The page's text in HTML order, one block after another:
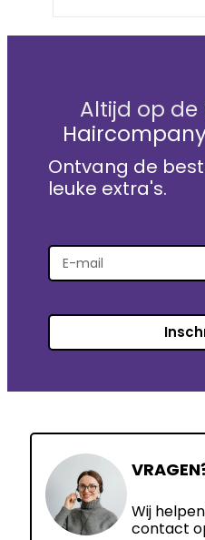
Altijd op
Ontvang de
leuke extra's.
Wij
contact